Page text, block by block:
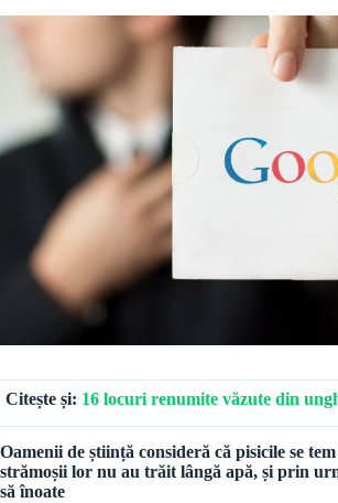
Citește și: 16 locuri renumite văzute din
Oamenii de știință consideră că pisicile se
strămoșii lor nu au trăit lângă apă, și prin
să înoate